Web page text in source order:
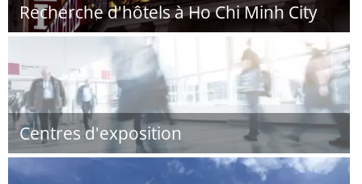
Recherche d'hôtels à Ho Chi Minh City
Centres d'exposition